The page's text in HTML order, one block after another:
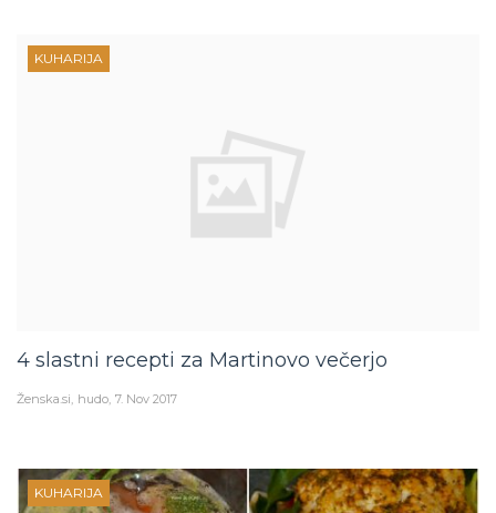
KUHARIJA
4 slastni recepti za Martinovo večerjo
Ženska.si hudo 7. Nov 2017
KUHARIJA